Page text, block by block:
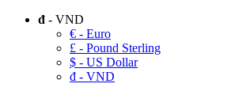
đ - VND
€ - Euro
£ - Pound Sterling
$ - US Dollar
đ - VND